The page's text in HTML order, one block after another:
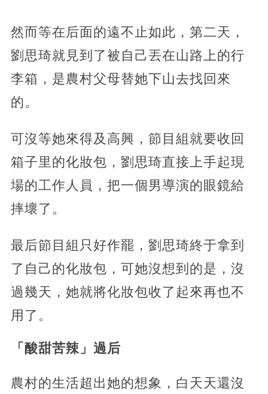
然而等在后面的遠不止如此，第二天，
劉思琦就見到了被自己丟在山路上的行
李箱，是農村父母替她下山去找回來
的。
可沒等她來得及高興，節目組就要收回
箱子里的化妝包，劉思琦直接上手起現
場的工作人員，把一個男導演的眼鏡給
摔壞了。
最后節目組只好作罷，劉思琦終于拿到
了自己的化妝包，可她沒想到的是，沒
過幾天，她就將化妝包收了起來再也不
用了。
「酸甜苦辣」過后
農村的生活超出她的想象，白天天還沒